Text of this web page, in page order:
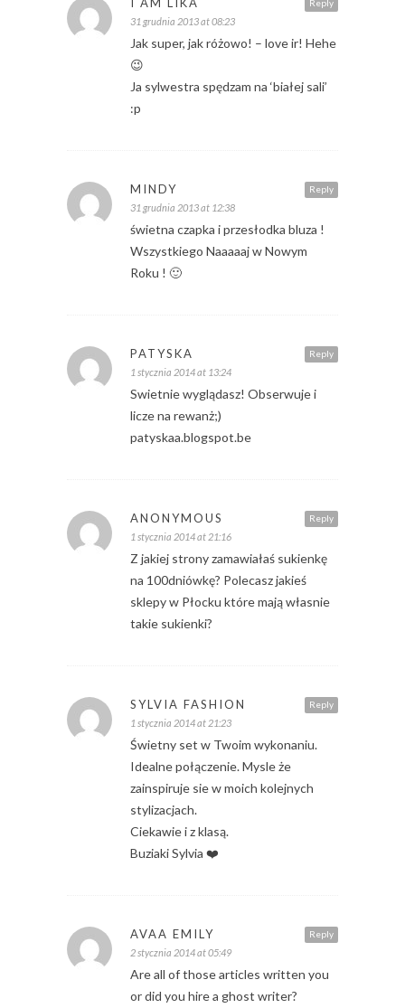
Reply
31 grudnia 2013 at 08:23
Jak super, jak różowo! – love ir! Hehe
😉
Ja sylwestra spędzam na ‘białej sali’
:p
Reply
MINDY
31 grudnia 2013 at 12:38
świetna czapka i przesłodka bluza !
Wszystkiego Naaaaaj w Nowym
Roku ! 🙂
Reply
PATYSKA
1 stycznia 2014 at 13:24
Swietnie wyglądasz! Obserwuje i
licze na rewanż;)
patyskaa.blogspot.be
Reply
ANONYMOUS
1 stycznia 2014 at 21:16
Z jakiej strony zamawiałaś sukienkę
na 100dniówkę? Polecasz jakieś
sklepy w Płocku które mają własnie
takie sukienki?
Reply
SYLVIA FASHION
1 stycznia 2014 at 21:23
Świetny set w Twoim wykonaniu.
Idealne połączenie. Mysle że
zainspiruje sie w moich kolejnych
stylizacjach.
Ciekawie i z klasą.
Buziaki Sylvia ❤️
Reply
AVAA EMILY
2 stycznia 2014 at 05:49
Are all of those articles written you
or did you hire a ghost writer?